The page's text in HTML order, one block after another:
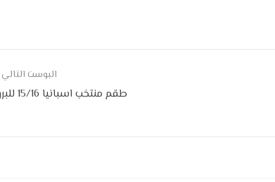
البوست التالي
طقم منتخب اسبانيا 15/16 للبرو 13